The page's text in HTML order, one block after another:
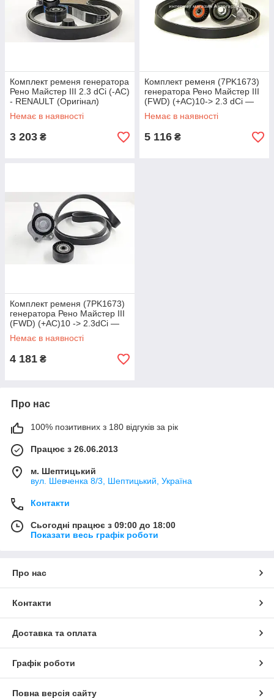
Комплект ременя генератора
Рено Майстер III 2.3 dCi (-AC)
- RENAULT (Оригінал)
117209389R
Немає в наявності
3 203 ₴
Комплект ременя (7PK1673)
генератора Рено Майстер III
(FWD) (+АС)10-> 2.3 dCi —
Renault (Оригінал)
117200334R
Немає в наявності
5 116 ₴
Комплект ременя (7PK1673)
генератора Рено Майстер III
(FWD) (+АС)10 -> 2.3dCi —
INA (Німеччина) 529035510
Немає в наявності
4 181 ₴
Про нас
100% позитивних з 180 відгуків за рік
Працює з 26.06.2013
м. Шептицький
вул. Шевченка 8/3, Шептицький, Україна
Контакти
Сьогодні працює з 09:00 до 18:00
Показати весь графік роботи
Про нас
Контакти
Доставка та оплата
Графік роботи
Повна версія сайту